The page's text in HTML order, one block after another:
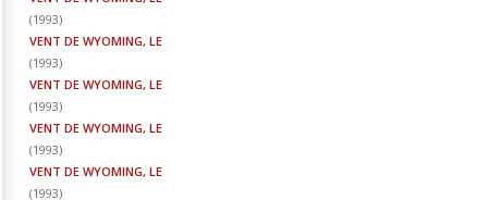
(1993)
VENT DE WYOMING, LE
(1993)
VENT DE WYOMING, LE
(1993)
VENT DE WYOMING, LE
(1993)
VENT DE WYOMING, LE
(1993)